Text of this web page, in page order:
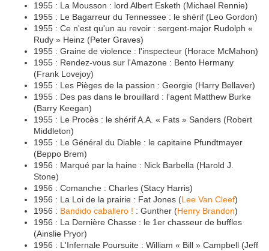
1955 : La Mousson : lord Albert Esketh (Michael Rennie)
1955 : Le Bagarreur du Tennessee : le shérif (Leo Gordon)
1955 : Ce n'est qu'un au revoir : sergent-major Rudolph «
Rudy » Heinz (Peter Graves)
1955 : Graine de violence : l'inspecteur (Horace McMahon)
1955 : Rendez-vous sur l'Amazone : Bento Hermany
(Frank Lovejoy)
1955 : Les Pièges de la passion : Georgie (Harry Bellaver)
1955 : Des pas dans le brouillard : l'agent Matthew Burke
(Barry Keegan)
1955 : Le Procès : le shérif A.A. « Fats » Sanders (Robert
Middleton)
1955 : Le Général du Diable : le capitaine Pfundtmayer
(Beppo Brem)
1956 : Marqué par la haine : Nick Barbella (Harold J.
Stone)
1956 : Comanche : Charles (Stacy Harris)
1956 : La Loi de la prairie : Fat Jones (Lee Van Cleef)
1956 : Bandido caballero ! : Gunther (Henry Brandon)
1956 : La Dernière Chasse : le 1er chasseur de buffles
(Ainslie Pryor)
1956 : L'Infernale Poursuite : William « Bill » Campbell (Jeff